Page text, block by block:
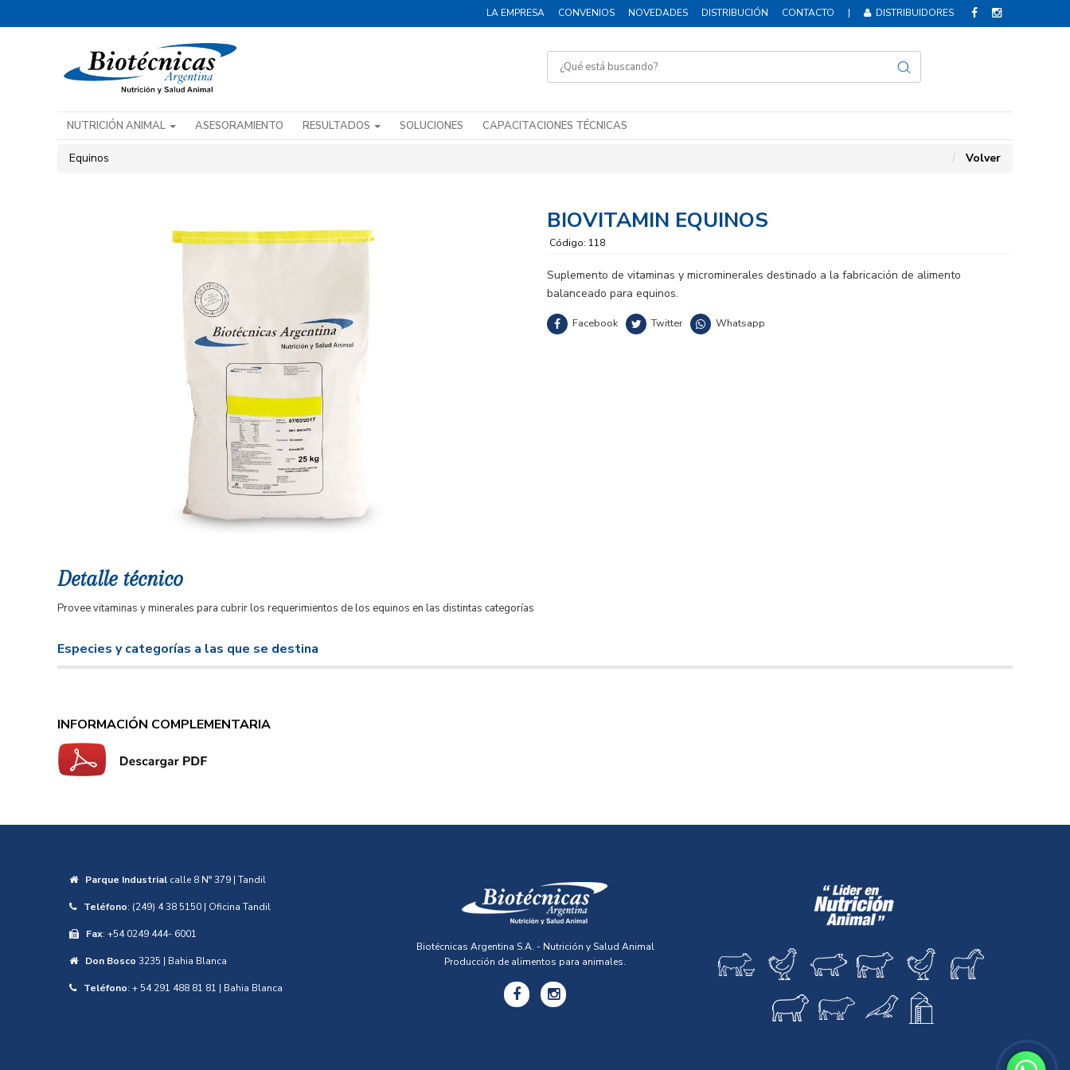
LA EMPRESA CONVENIOS NOVEDADES DISTRIBUCIÓN CONTACTO | DISTRIBUIDORES
NUTRICIÓN ANIMAL ASESORAMIENTO RESULTADOS SOLUCIONES CAPACITACIONES TÉCNICAS
Equinos Volver
BIOVITAMIN EQUINOS
Código: 118
Suplemento de vitaminas y microminerales destinado a la fabricación de alimento
balanceado para equinos.
Facebook Twitter Whatsapp
Detalle técnico
Provee vitaminas y minerales para cubrir los requerimientos de los equinos en las distintas categorías
Especies y categorías a las que se destina
INFORMACIÓN COMPLEMENTARIA
Parque Industrial calle 8 N° 379 | Tandil
Teléfono: (249) 4 38 5150 | Oficina Tandil
Fax: +54 0249 444- 6001
Don Bosco 3235 | Bahia Blanca
Teléfono: + 54 291 488 81 81 | Bahia Blanca
Biotécnicas Argentina S.A. - Nutrición y Salud Animal
Producción de alimentos para animales.